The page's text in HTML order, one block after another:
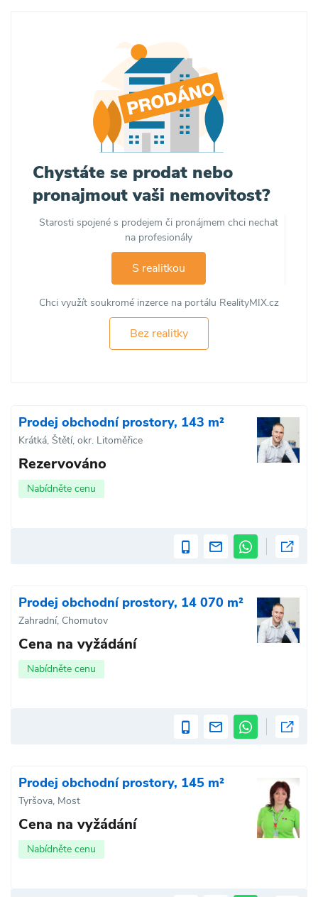
Chystáte se prodat nebo
pronajmout vaši nemovitost?
Starosti spojené s prodejem či pronájmem chci nechat
na profesionály
S realitkou
Chci využít soukromé inzerce na portálu RealityMIX.cz
Bez realitky
Prodej obchodní prostory, 143 m²
Krátká, Štětí, okr. Litoměřice
Rezervováno
Nabídněte cenu
Prodej obchodní prostory, 14 070 m²
Zahradní, Chomutov
Cena na vyžádání
Nabídněte cenu
Prodej obchodní prostory, 145 m²
Tyršova, Most
Cena na vyžádání
Nabídněte cenu